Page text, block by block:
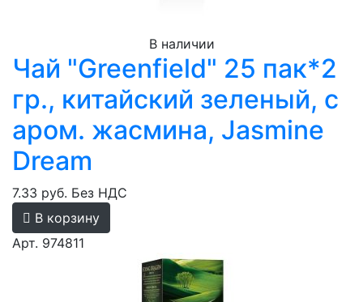
В наличии
Чай "Greenfield" 25 пак*2
гр., китайский зеленый, с
аром. жасмина, Jasmine
Dream
7.33 руб. Без НДС
В корзину
Арт. 974811